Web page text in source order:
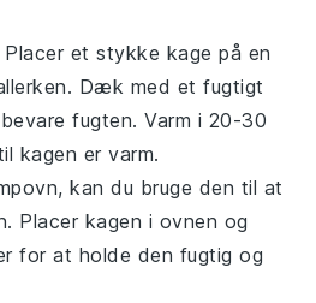
Placer et stykke kage på en
. Dæk med et fugtigt
fugten. Varm i 20-30
kagen er varm.
, kan du bruge den til at
. Placer kagen i ovnen og
for at holde den fugtig og